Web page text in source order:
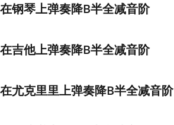
Français
한국어
हिन्दी
在钢琴上弹奏降B半全减音阶
在吉他上弹奏降B半全减音阶
在尤克里里上弹奏降B半全减音阶